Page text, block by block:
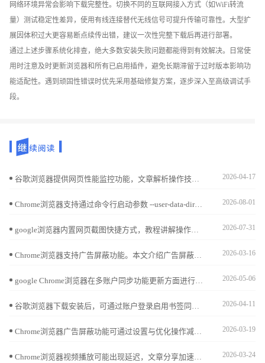
网络环境异常会影响下载完整性。切换不同的互联网接入方式（如WiFi转流
量）测试稳定性差异，使用有线连接替代无线信号可提升传输可靠性。大型扩
展因体积过大更容易断点续传出错，建议一次性完整下载后再进行部署。
通过上述步骤系统化排查，绝大多数安装失败问题都能得到有效解决。日常使
用时注意及时更新浏览器和所有已启用插件，避免长期滞留于过时版本影响功
能适配性。遇到顽固性错误时优先采用基础修复方案，逐步深入至高级调试手
段。
谷歌浏览器提供网页性能监控功能，文章解析操作技巧，帮助用户快速发现加载瓶颈，优化网页访问速度，提高整体浏览体验。 2026-04-17
Chrome浏览器支持通过命令行启动参数 --user-data-dir 强制指定配置文件存放目录。此功能适用于将用户个人数据迁移至非系统分区，从而减轻C盘存储压力。 2026-08-01
google浏览器内置网页截图快捷方式，教程讲解操作方法与应用场景，帮助用户快速保存所需内容，用于学习、分享或资料整理，提升使用效率。 2026-07-31
Chrome浏览器支持广告屏蔽功能。本文介绍广告屏蔽设置方法及优质插件推荐，帮助用户过滤广告，获得更纯净的浏览环境。 2026-03-16
google Chrome浏览器在多账户同步功能更新方面进行了分析，实测结果表明跨设备操作的便捷性显著增强，用户能够更轻松地保持数据一致，实现更高效的跨平台浏览体验。 2026-05-06
谷歌浏览器下载安装后，可通过账户登录启用书签同步，实现跨设备访问书签和收藏夹，保证数据一致性和便捷操作。 2026-04-11
Chrome浏览器广告屏蔽功能可通过设置与优化操作减少干扰，用户掌握技巧可获得更加清爽顺畅的网页浏览体验。 2026-03-19
Chrome浏览器视频播放可能出现延迟，文章分享加速操作技巧与实操方法，帮助用户实现流畅播放体验，提高操作效率。 2026-03-24